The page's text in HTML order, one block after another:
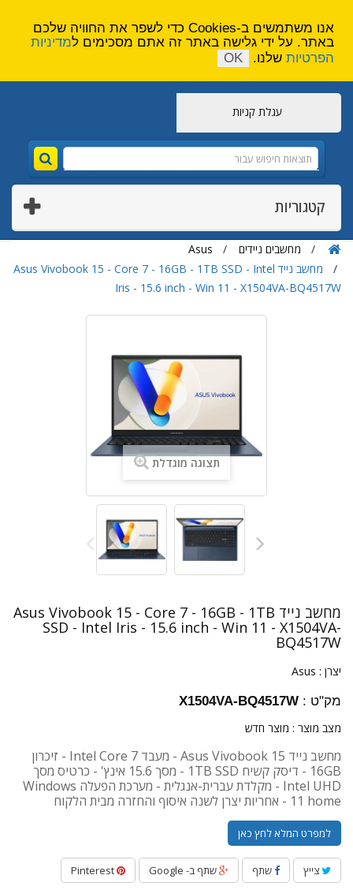
עגלת קניות
קטגוריות
מחשבים ניידים
Asus
מחשב נייד Asus Vivobook 15 - Core 7 - 16GB - 1TB SSD - Intel
Iris - 15.6 inch - Win 11 - X1504VA-BQ4517W
תצוגה מוגדלת
מחשב נייד Asus Vivobook 15 - Core 7 - 16GB - 1TB
SSD - Intel Iris - 15.6 inch - Win 11 - X1504VA-
BQ4517W
יצרן : Asus
מק"ט : X1504VA-BQ4517W
מצב מוצר : מוצר חדש
מחשב נייד Asus Vivobook 15 - מעבד Intel Core 7 - זיכרון
16GB - דיסק קשיח 1TB SSD - מסך 15.6 אינץ' - כרטיס מסך
Intel UHD - מקלדת עברית-אנגלית - מערכת הפעלה Windows
11 home - אחריות יצרן לשנה איסוף והחזרה מבית הלקוח
למפרט המלא לחץ כאן
צייץ שתף שתף ב- Google
אנו משתמשים ב-Cookies כדי לשפר את החוויה שלכם
באתר. על ידי גלישה באתר זה אתם מסכימים למדיניות
הפרטיות שלנו. OK